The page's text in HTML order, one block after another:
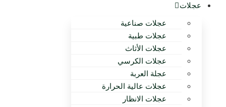
عجلات
عجلات صناعية
عجلات طبية
عجلات الأثاث
عجلات الكرسي
عجلة العربة
عجلات عالية الحرارة
عجلات الانظار